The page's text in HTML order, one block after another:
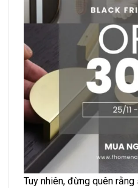
Tuy nhiên, đừng quên